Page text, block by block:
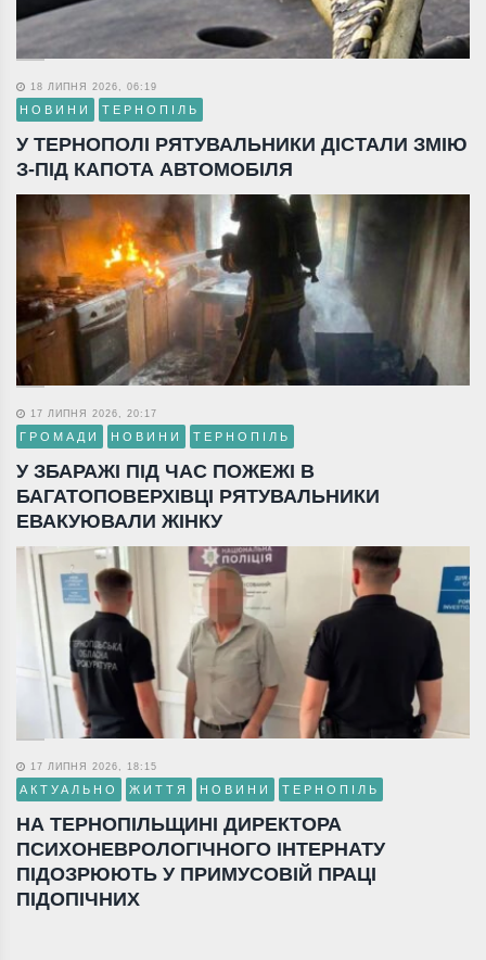
18 ЛИПНЯ 2026, 06:19
НОВИНИ ТЕРНОПІЛЬ
У ТЕРНОПОЛІ РЯТУВАЛЬНИКИ ДІСТАЛИ ЗМІЮ
З-ПІД КАПОТА АВТОМОБІЛЯ
17 ЛИПНЯ 2026, 20:17
ГРОМАДИ НОВИНИ ТЕРНОПІЛЬ
У ЗБАРАЖІ ПІД ЧАС ПОЖЕЖІ В
БАГАТОПОВЕРХІВЦІ РЯТУВАЛЬНИКИ
ЕВАКУЮВАЛИ ЖІНКУ
17 ЛИПНЯ 2026, 18:15
АКТУАЛЬНО ЖИТТЯ НОВИНИ ТЕРНОПІЛЬ
НА ТЕРНОПІЛЬЩИНІ ДИРЕКТОРА
ПСИХОНЕВРОЛОГІЧНОГО ІНТЕРНАТУ
ПІДОЗРЮЮТЬ У ПРИМУСОВІЙ ПРАЦІ
ПІДОПІЧНИХ